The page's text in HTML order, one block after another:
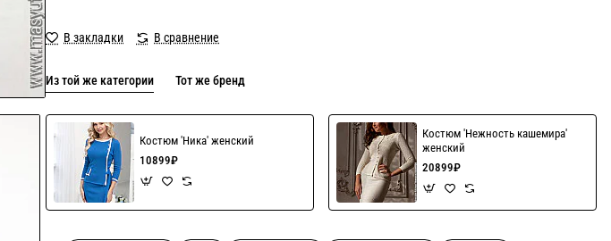
В закладки В сравнение
Из той же категории Тот же бренд
Костюм 'Ника' женский
10899₽
Костюм 'Нежность кашемира'
женский
20899₽